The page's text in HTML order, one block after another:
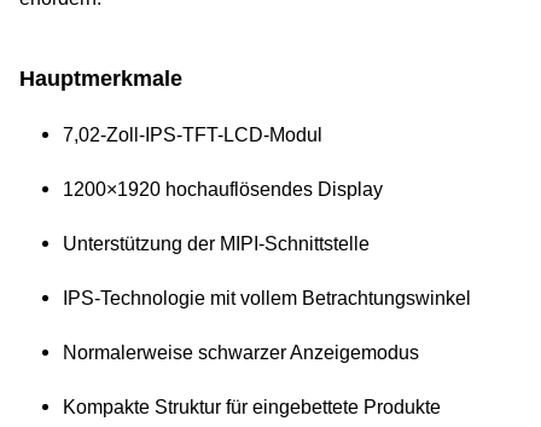
Hauptmerkmale
7,02-Zoll-IPS-TFT-LCD-Modul
1200×1920 hochauflösendes Display
Unterstützung der MIPI-Schnittstelle
IPS-Technologie mit vollem Betrachtungswinkel
Normalerweise schwarzer Anzeigemodus
Kompakte Struktur für eingebettete Produkte